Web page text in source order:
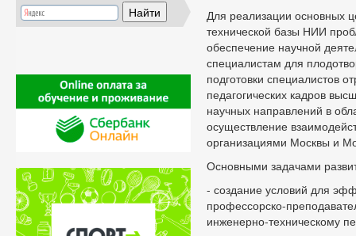
Для реализации основных
технической базы НИИ
обеспечение научной
специалистам для
подготовки специалистов
педагогических кадров
научных направлений в
осуществление
организациями Москвы и
Основными задачами
- создание условий для
профессорско-
инженерно-техническому